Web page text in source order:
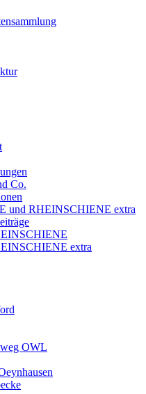
Co.
und RHEINSCHIENE extra
extra
OWL